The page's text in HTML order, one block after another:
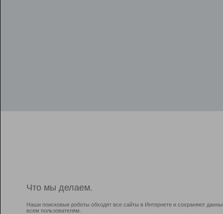
Что мы делаем.
Наши поисковые роботы обходят все сайты в Интернете и сохраняют
всем пользователям.